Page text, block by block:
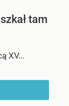
tam
XV...